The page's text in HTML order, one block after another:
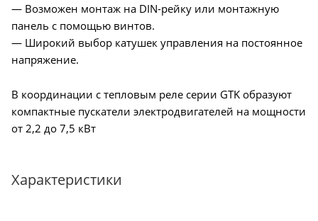
— Возможен монтаж на DIN-рейку или монтажную
панель с помощью винтов.
— Широкий выбор катушек управления на постоянное
напряжение.
В координации с тепловым реле серии GTK образуют
компактные пускатели электродвигателей на мощности
от 2,2 до 7,5 кВт
Характеристики